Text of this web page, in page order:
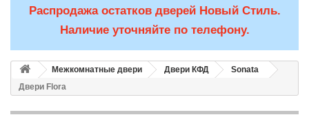
Распродажа остатков дверей Новый Стиль.
Наличие уточняйте по телефону.
Межкомнатные двери Двери КФД
Sonata
Двери Flora